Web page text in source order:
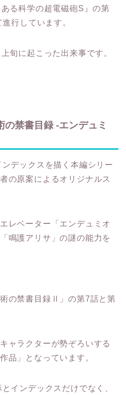
る科学の超電磁砲S』の第
行しています。
旬に起こった出来事です。
禁書目録 -エンデュミ
デックスを描く本編シリー
の原案によるオリジナルス
レベーター「エンデュミオ
鳴護アリサ」の謎の能力を
の禁書目録Ⅱ」の第7話と第
ャラクターが勢ぞろいする
品」となっています。
インデックスだけでなく、